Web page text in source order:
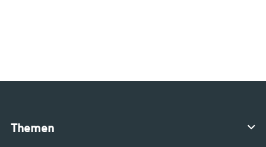
Themen